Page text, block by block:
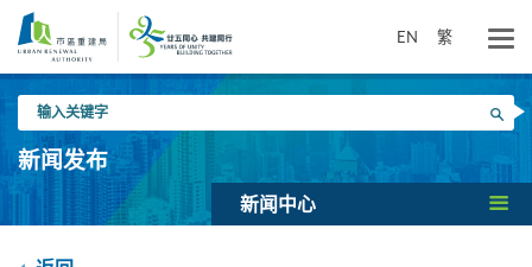
要
EN 繁
入
关
键
搜寻
新闻发布
新闻中心